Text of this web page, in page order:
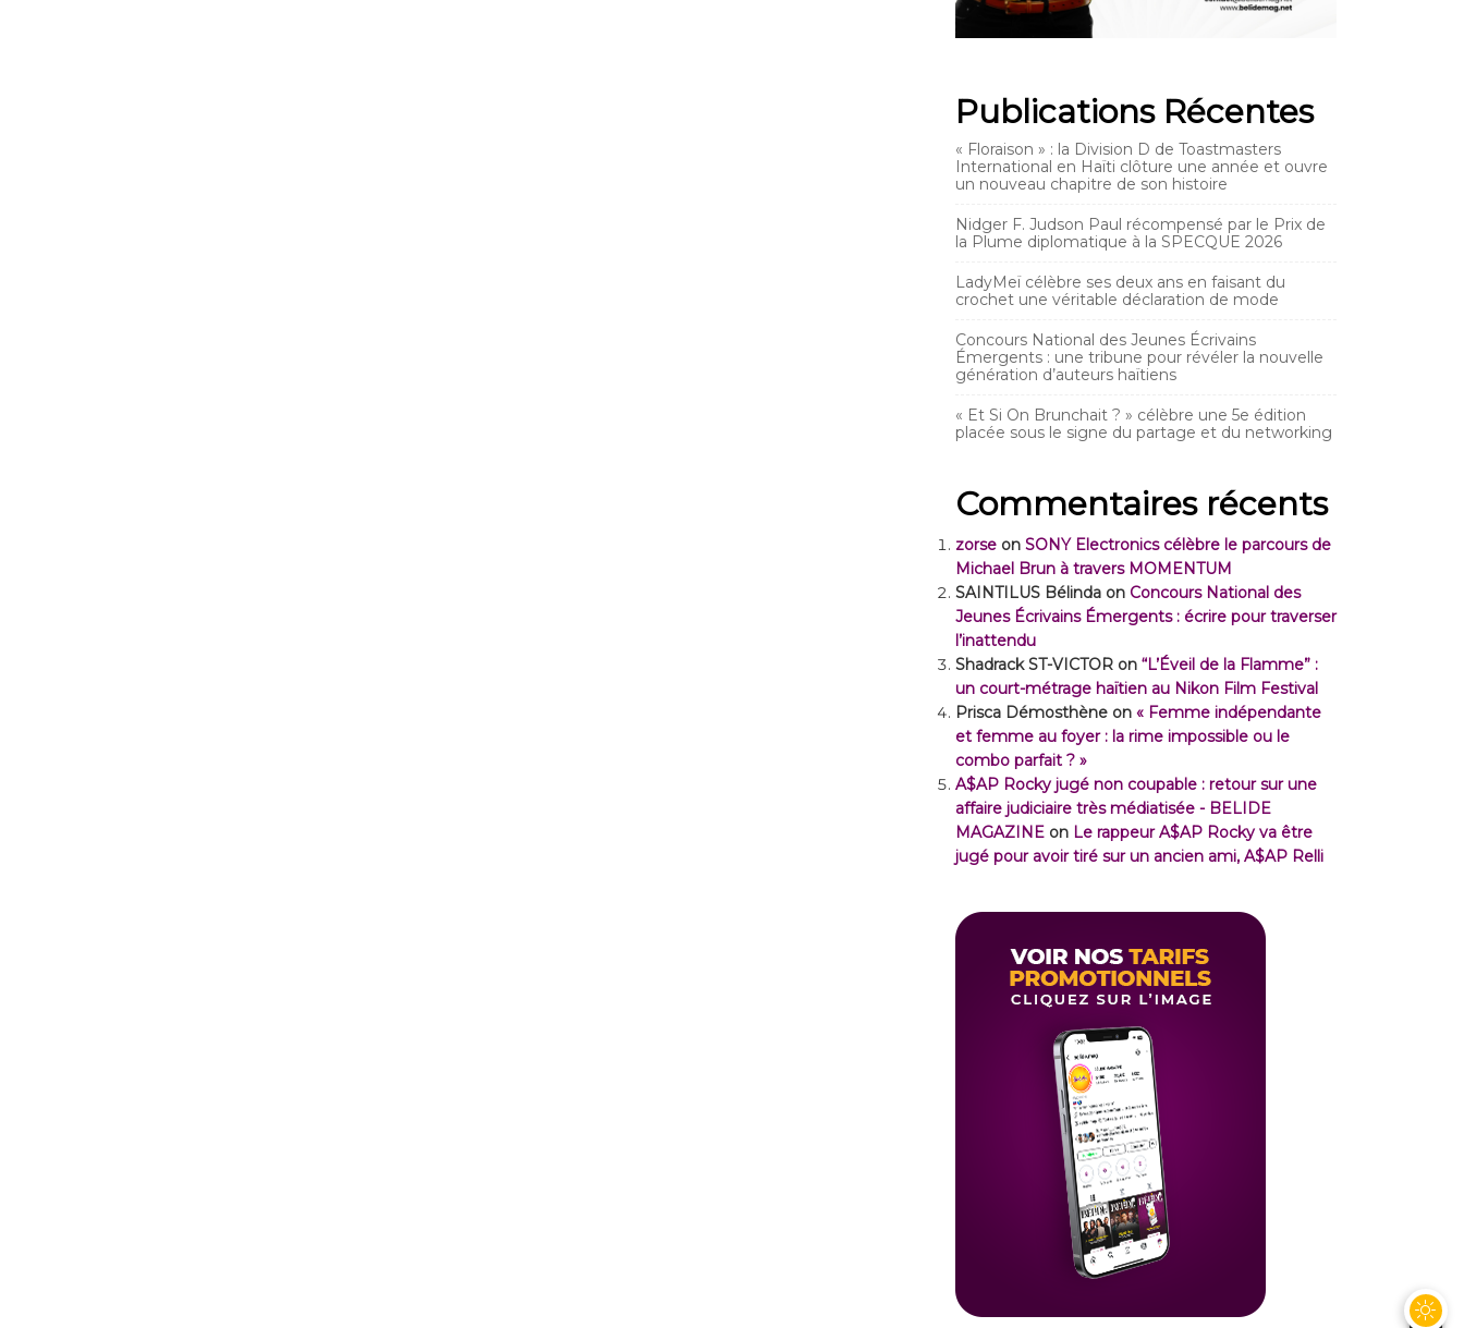
Publications Récentes
« Floraison » : la Division D de Toastmasters
International en Haïti clôture une année et ouvre
un nouveau chapitre de son histoire
Nidger F. Judson Paul récompensé par le Prix de
la Plume diplomatique à la SPECQUE 2026
LadyMeï célèbre ses deux ans en faisant du
crochet une véritable déclaration de mode
Concours National des Jeunes Écrivains
Émergents : une tribune pour révéler la nouvelle
génération d’auteurs haïtiens
« Et Si On Brunchait ? » célèbre une 5e édition
placée sous le signe du partage et du networking
Commentaires récents
zorse on SONY Electronics célèbre le parcours de
Michael Brun à travers MOMENTUM
SAINTILUS Bélinda on Concours National des
Jeunes Écrivains Émergents : écrire pour traverser
l’inattendu
Shadrack ST-VICTOR on “L’Éveil de la Flamme” :
un court-métrage haïtien au Nikon Film Festival
Prisca Démosthène on « Femme indépendante
et femme au foyer : la rime impossible ou le
combo parfait ? »
A$AP Rocky jugé non coupable : retour sur une
affaire judiciaire très médiatisée - BELIDE
MAGAZINE on Le rappeur A$AP Rocky va être
jugé pour avoir tiré sur un ancien ami, A$AP Relli